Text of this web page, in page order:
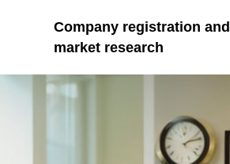
Company registration and
market research